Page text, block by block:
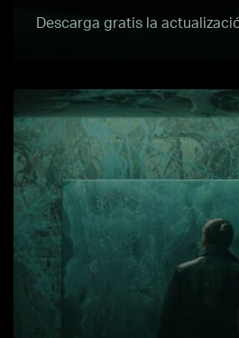
Descarga gratis la